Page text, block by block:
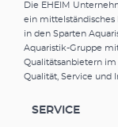
zerstört
LAV
Die EHEIM
ein
in den Sparten
Aquaristik-Gruppe
Qualitätsanbietern
Qualität, Service und
SERVICE